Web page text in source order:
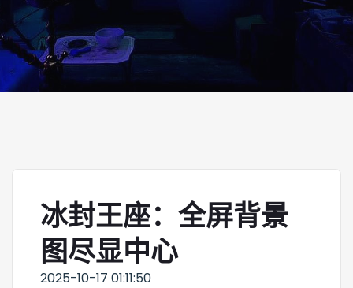
冰封王座：全屏背景
图尽显中心
2025-10-17 01:11:50